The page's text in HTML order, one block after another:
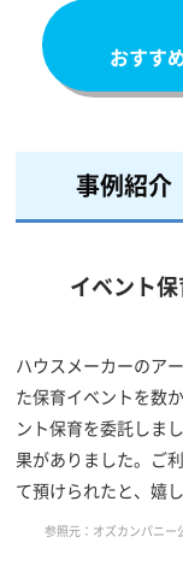
おすす
事例紹介
イベント
ハウスメーカーのア
た保育イベントを数
ント保育を委託しま
果がありました。ご
て預けられたと、嬉
参照元：オズカンパニー